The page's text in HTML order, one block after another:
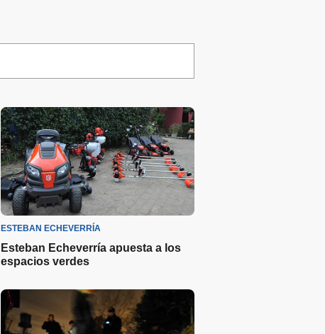
ESTEBAN ECHEVERRÍA
Esteban Echeverría apuesta a los
espacios verdes